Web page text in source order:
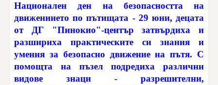
Национален ден на безопасността на
движениието по пътищата - 29 юни, децата
от ДГ "Пинокио"-център затвърдиха и
разшириха практическите си знания и
умения за безопасно движение на пътя. С
помощта на пъзел подредиха различни
видове знаци - разрешителни,